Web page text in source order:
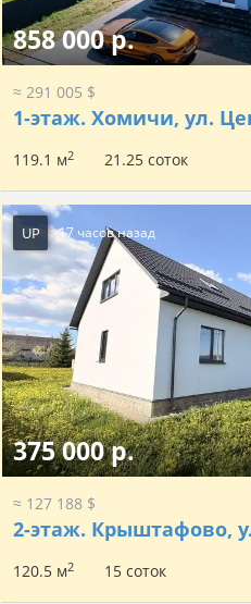
858 000 р.
≈ 291 005 $
1-этаж. Хомичи, ул.
119.1 м2 21.25 соток
UP 17 часов назад
375 000 р.
≈ 127 188 $
2-этаж. Крыштафово,
120.5 м2 15 соток